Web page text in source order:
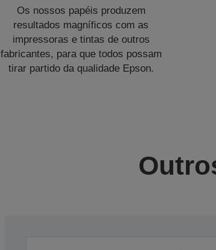
Os nossos papéis produzem
resultados magníficos com as
impressoras e tintas de outros
fabricantes, para que todos possam
tirar partido da qualidade Epson.